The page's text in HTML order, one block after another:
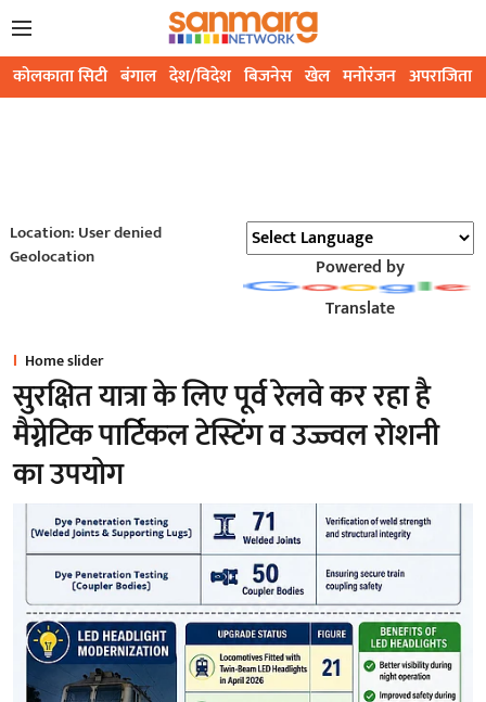
कोलकाता सिटी बंगाल देश/विदेश बिजनेस खेल मनोरंजन अपराजिता
Location: User denied
Geolocation
Powered by
Translate
Home slider
सुरक्षित यात्रा के लिए पूर्व रेलवे कर रहा है
मैग्नेटिक पार्टिकल टेस्टिंग व उज्ज्वल रोशनी
का उपयोग